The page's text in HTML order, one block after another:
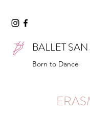
BALLET
Born to Dance